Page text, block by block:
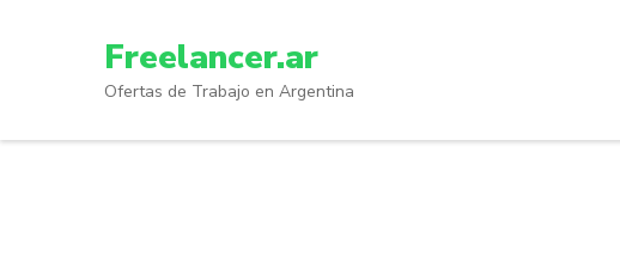
Enter)
Freelancer.ar
Ofertas de Trabajo en Argentina